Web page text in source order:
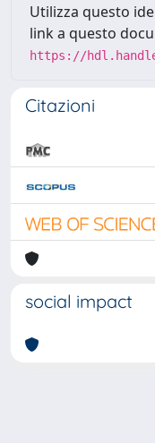
Utilizza questo
link a questo
https://
Citazioni
social impact